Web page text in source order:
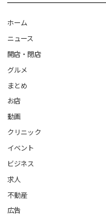
ホーム
ニュース
開店・閉店
グルメ
まとめ
お店
動画
クリニック
イベント
ビジネス
求人
不動産
広告